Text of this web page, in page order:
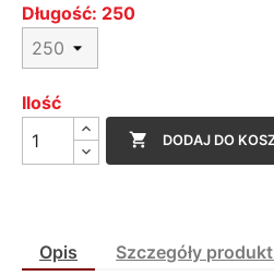
Długość: 250
Ilość
 DODAJ DO
Opis Szczegóły